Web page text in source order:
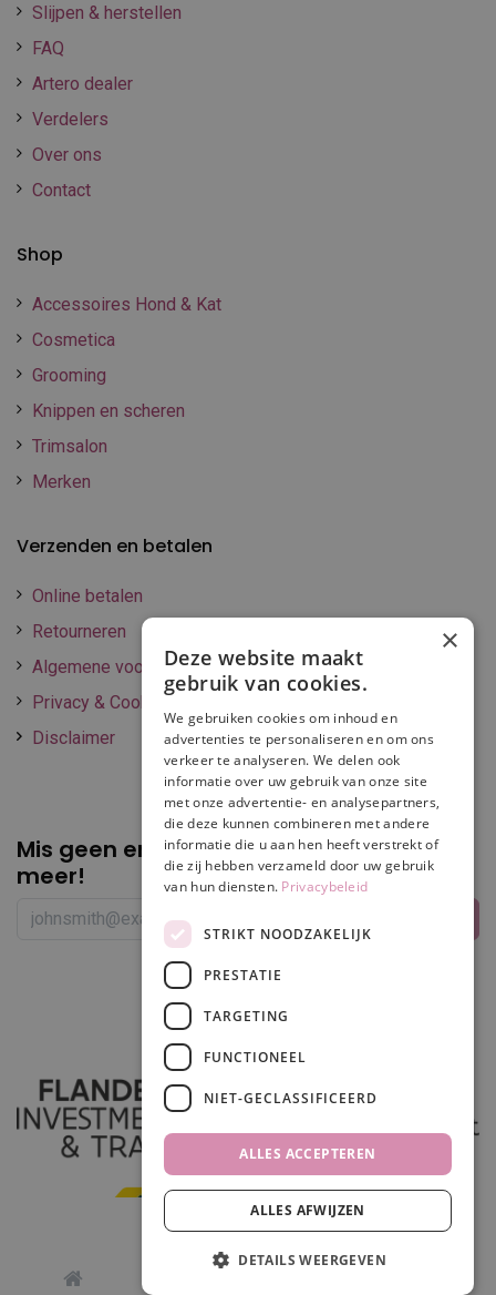
In winkelwagen
0
Slijpen & herstellen
FAQ
Artero dealer
Verdelers
Over ons
Contact
Shop
Accessoires Hond & Kat
Cosmetica
Grooming
Knippen en scheren
Trimsalon
Merken
Verzenden en betalen
Online betalen
Retourneren
Algemene voorwaarden
Privacy & Cookie policy
Disclaimer
Mis geen enkelepromotie of korting
meer!
×
Deze website maakt
gebruik van cookies.
We gebruiken cookies om inhoud en
advertenties te personaliseren en om ons
verkeer te analyseren. We delen ook
informatie over uw gebruik van onze site
met onze advertentie- en analysepartners,
die deze kunnen combineren met andere
informatie die u aan hen heeft verstrekt of
die zij hebben verzameld door uw gebruik
van hun diensten. Privacybeleid
STRIKT NOODZAKELIJK
PRESTATIE
TARGETING
FUNCTIONEEL
NIET-GECLASSIFICEERD
ALLES ACCEPTEREN
ALLES AFWIJZEN
DETAILS WEERGEVEN